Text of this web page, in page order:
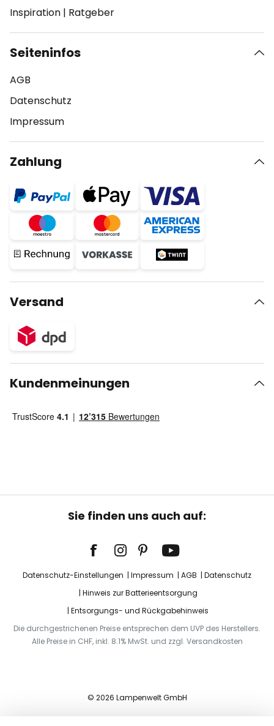
Inspiration | Ratgeber
Seiteninfos
AGB
Datenschutz
Impressum
Zahlung
Versand
Kundenmeinungen
Sie finden uns auch auf:
Datenschutz-Einstellungen Impressum AGB
Datenschutz
Hinweis zur Batterieentsorgung
Entsorgungs- und Rückgabehinweis
Die durchgestrichenen Preise entsprechen dem UVP des Herstellers.
Alle Preise in CHF, inkl. 8.1% MwSt. und zzgl. Versandkosten
© 2026 Lampenwelt GmbH